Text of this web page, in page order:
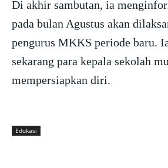
Di akhir sambutan, ia
pada bulan Agustus akan
pengurus MKKS periode baru.
sekarang para kepala sekolah
mempersiapkan diri.
Edukasi